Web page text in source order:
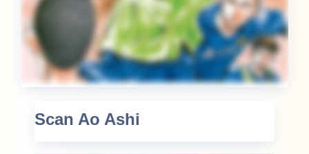
Scan Ao Ashi